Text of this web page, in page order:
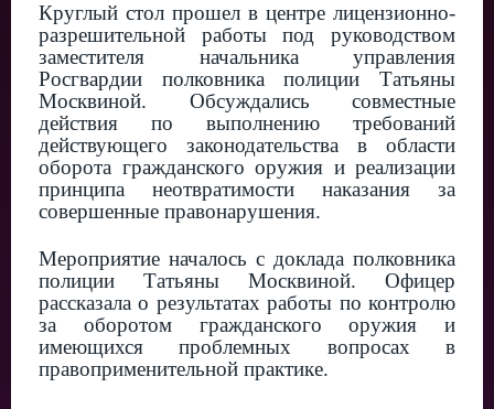
Круглый стол прошел в центре лицензионно-
разрешительной работы под руководством
заместителя начальника управления
Росгвардии полковника полиции Татьяны
Москвиной. Обсуждались совместные
действия по выполнению требований
действующего законодательства в области
оборота гражданского оружия и реализации
принципа неотвратимости наказания за
совершенные правонарушения.
Мероприятие началось с доклада полковника
полиции Татьяны Москвиной. Офицер
рассказала о результатах работы по контролю
за оборотом гражданского оружия и
имеющихся проблемных вопросах в
правоприменительной практике.